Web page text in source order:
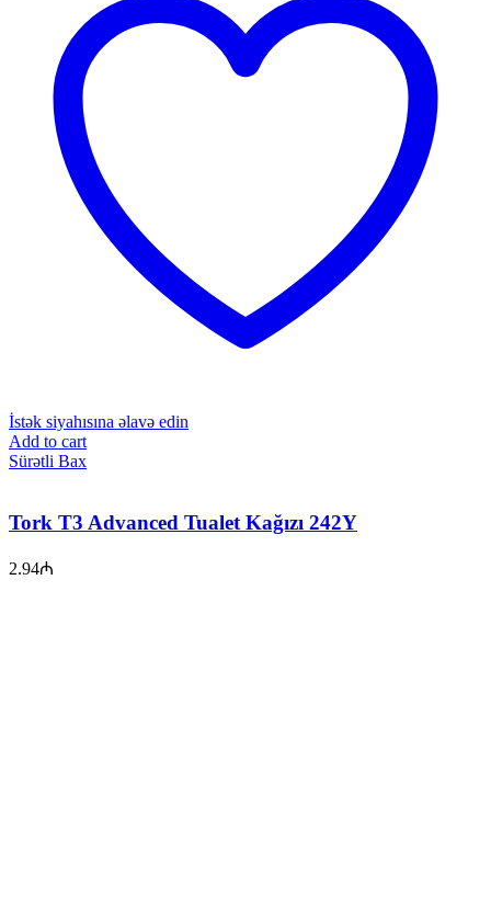
İstək siyahısına əlavə edin
Add to cart
Sürətli Bax
Tork T3 Advanced Tualet Kağızı 242Y
2.94₼